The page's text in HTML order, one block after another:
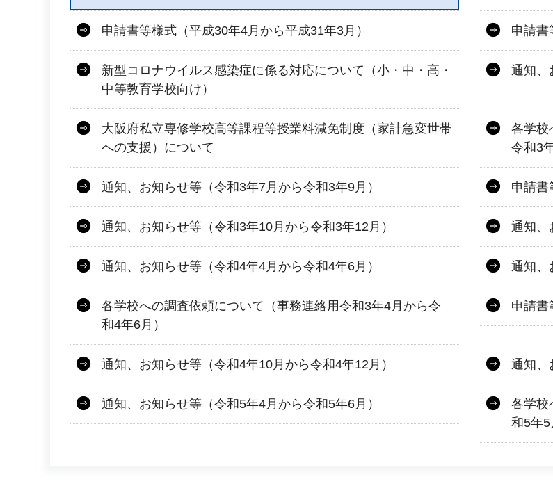
申請書等様式（平成30年4月から平成31年3月） 申請書
新型コロナウイルス感染症に係る対応について（小・中・高・
中等教育学校向け）
通知、
大阪府私立専修学校高等課程等授業料減免制度（家計急変世帯
への支援）について
各学校
令和3
通知、お知らせ等（令和3年7月から令和3年9月） 申請書
通知、お知らせ等（令和3年10月から令和3年12月） 通知、
通知、お知らせ等（令和4年4月から令和4年6月） 通知、
各学校への調査依頼について（事務連絡用令和3年4月から令
和4年6月）
申請書
通知、お知らせ等（令和4年10月から令和4年12月） 通知、
通知、お知らせ等（令和5年4月から令和5年6月）
各学校
和5年5